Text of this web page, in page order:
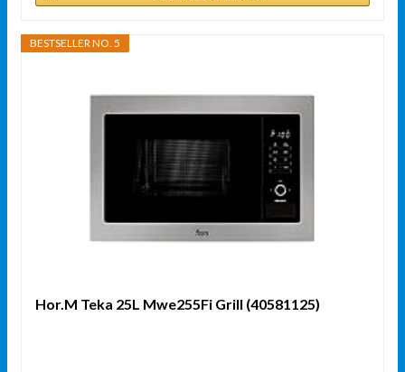
BESTSELLER NO. 5
Hor.M Teka 25L Mwe255Fi Grill (40581125)